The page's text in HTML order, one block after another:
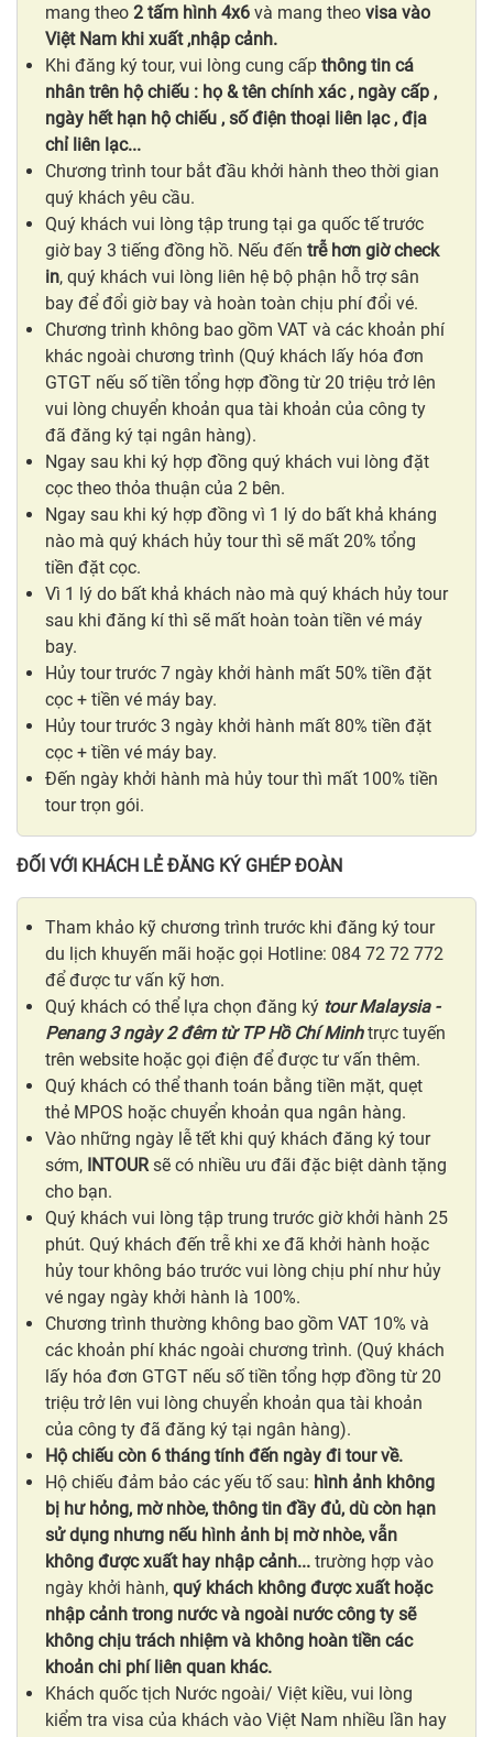
mang theo 2 tấm hình 4x6 và mang theo visa vào
Việt Nam khi xuất ,nhập cảnh.
Khi đăng ký tour, vui lòng cung cấp thông tin cá
nhân trên hộ chiếu : họ & tên chính xác , ngày cấp ,
ngày hết hạn hộ chiếu , số điện thoại liên lạc , địa
chỉ liên lạc...
Chương trình tour bắt đầu khởi hành theo thời gian
quý khách yêu cầu.
Quý khách vui lòng tập trung tại ga quốc tế trước
giờ bay 3 tiếng đồng hồ. Nếu đến trễ hơn giờ check
in, quý khách vui lòng liên hệ bộ phận hỗ trợ sân
bay để đổi giờ bay và hoàn toàn chịu phí đổi vé.
Chương trình không bao gồm VAT và các khoản phí
khác ngoài chương trình (Quý khách lấy hóa đơn
GTGT nếu số tiền tổng hợp đồng từ 20 triệu trở lên
vui lòng chuyển khoản qua tài khoản của công ty
đã đăng ký tại ngân hàng).
Ngay sau khi ký hợp đồng quý khách vui lòng đặt
cọc theo thỏa thuận của 2 bên.
Ngay sau khi ký hợp đồng vì 1 lý do bất khả kháng
nào mà quý khách hủy tour thì sẽ mất 20% tổng
tiền đặt cọc.
Vì 1 lý do bất khả khách nào mà quý khách hủy tour
sau khi đăng kí thì sẽ mất hoàn toàn tiền vé máy
bay.
Hủy tour trước 7 ngày khởi hành mất 50% tiền đặt
cọc + tiền vé máy bay.
Hủy tour trước 3 ngày khởi hành mất 80% tiền đặt
cọc + tiền vé máy bay.
Đến ngày khởi hành mà hủy tour thì mất 100% tiền
tour trọn gói.
ĐỐI VỚI KHÁCH LẺ ĐĂNG KÝ GHÉP ĐOÀN
Tham khảo kỹ chương trình trước khi đăng ký tour
du lịch khuyến mãi hoặc gọi Hotline: 084 72 72 772
để được tư vấn kỹ hơn.
Quý khách có thể lựa chọn đăng ký tour Malaysia -
Penang 3 ngày 2 đêm từ TP Hồ Chí Minhtrực tuyến
trên website hoặc gọi điện để được tư vấn thêm.
Quý khách có thể thanh toán bằng tiền mặt, quẹt
thẻ MPOS hoặc chuyển khoản qua ngân hàng.
Vào những ngày lễ tết khi quý khách đăng ký tour
sớm, INTOURsẽ có nhiều ưu đãi đặc biệt dành tặng
cho bạn.
Quý khách vui lòng tập trung trước giờ khởi hành 25
phút. Quý khách đến trễ khi xe đã khởi hành hoặc
hủy tour không báo trước vui lòng chịu phí như hủy
vé ngay ngày khởi hành là 100%.
Chương trình thường không bao gồm VAT 10% và
các khoản phí khác ngoài chương trình. (Quý khách
lấy hóa đơn GTGT nếu số tiền tổng hợp đồng từ 20
triệu trở lên vui lòng chuyển khoản qua tài khoản
của công ty đã đăng ký tại ngân hàng).
Hộ chiếu còn 6 tháng tính đến ngày đi tour về.
Hộ chiếu đảm bảo các yếu tố sau: hình ảnh không
bị hư hỏng, mờ nhòe, thông tin đầy đủ, dù còn hạn
sử dụng nhưng nếu hình ảnh bị mờ nhòe, vẫn
không được xuất hay nhập cảnh... trường hợp vào
ngày khởi hành, quý khách không được xuất hoặc
nhập cảnh trong nước và ngoài nước công ty sẽ
không chịu trách nhiệm và không hoàn tiền các
khoản chi phí liên quan khác.
Khách quốc tịch Nước ngoài/ Việt kiều, vui lòng
kiểm tra visa của khách vào Việt Nam nhiều lần hay